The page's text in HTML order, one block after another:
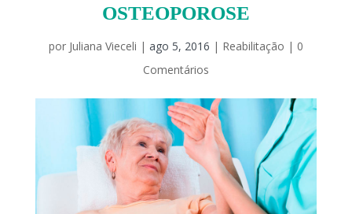
OSTEOPOROSE
por Juliana Vieceli | ago 5, 2016 | Reabilitação | 0
Comentários